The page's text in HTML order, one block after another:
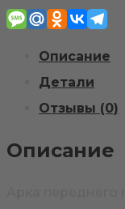
правого
Volkswagen
Crafter
Описание
Детали
Отзывы (0)
Описание